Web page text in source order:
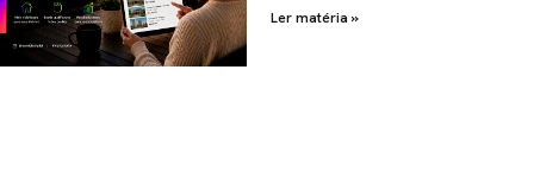
Ler matéria »